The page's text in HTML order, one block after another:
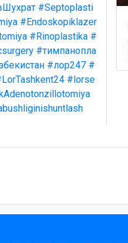
#Septoplasti
#Endoskopiklazer
#Rinoplastika #
#тимпанопла
#лор247 #
#lorse